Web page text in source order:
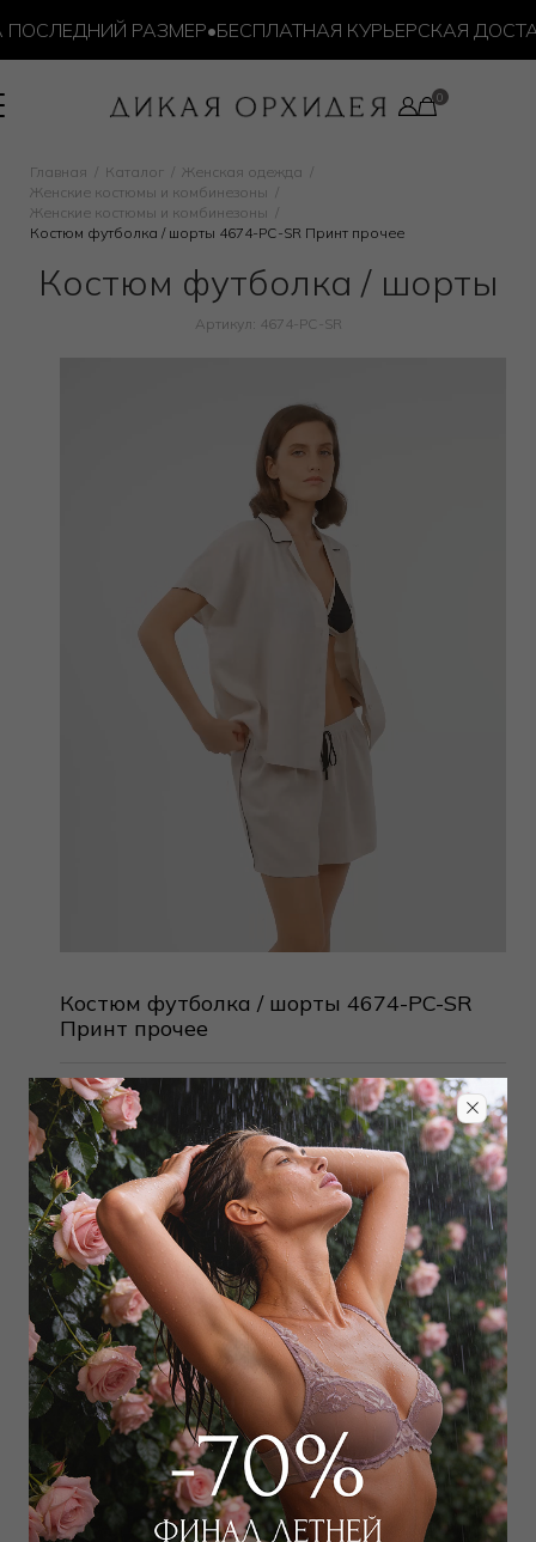
РАЗМЕР•БЕСПЛАТНАЯ КУРЬЕРСКАЯ
Главная Каталог
Женская одежда
Женские костюмы и комбинезоны
Женские костюмы и комбинезоны
Костюм футболка / шорты 4674-PC-SR Принт прочее
Костюм футболка / шорты
Артикул: 4674-PC-SR
Костюм футболка / шорты 4674-PC-SR
Принт прочее
Детали
Бренд:ANNETTE LINGERIE Линия:SERIE LINO
16 200₽ 26 000 ₽
Цвет:Принт прочее
Определить размер
Наличие в магазинах
Добавитьв корзину